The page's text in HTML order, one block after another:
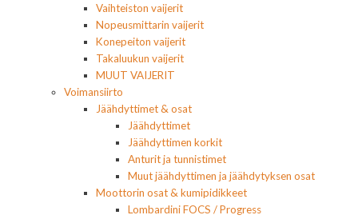
Vaihteiston vaijerit
Nopeusmittarin vaijerit
Konepeiton vaijerit
Takaluukun vaijerit
MUUT VAIJERIT
Voimansiirto
Jäähdyttimet & osat
Jäähdyttimet
Jäähdyttimen korkit
Anturit ja tunnistimet
Muut jäähdyttimen ja jäähdytyksen osat
Moottorin osat & kumipidikkeet
Lombardini FOCS / Progress